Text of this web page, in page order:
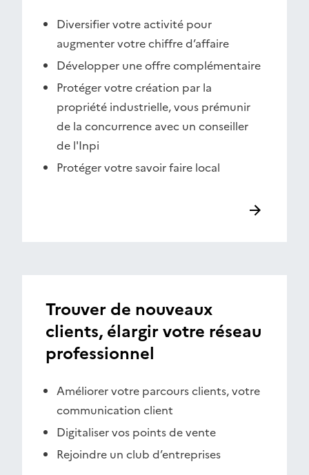
Diversifier votre activité pour
augmenter votre chiffre d’affaire
Développer une offre complémentaire
Protéger votre création par la
propriété industrielle, vous prémunir
de la concurrence avec un conseiller
de l'Inpi
Protéger votre savoir faire local
Trouver de nouveaux
clients, élargir votre réseau
professionnel
Améliorer votre parcours clients, votre
communication client
Digitaliser vos points de vente
Rejoindre un club d’entreprises